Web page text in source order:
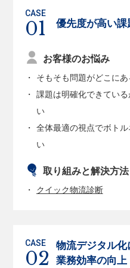
優先度が高い
お客様のお悩み
そもそも問題がどこに
課題は明確化できてい
い
全体最適の視点でボト
い
取り組みと解決方法
クイック物流診断
物流デジタル化
業務効率の向上